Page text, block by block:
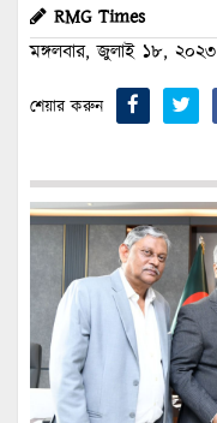
RMG Times
মঙ্গলবার, জুলাই ১৮, ২০২৩
শেয়ার করুন